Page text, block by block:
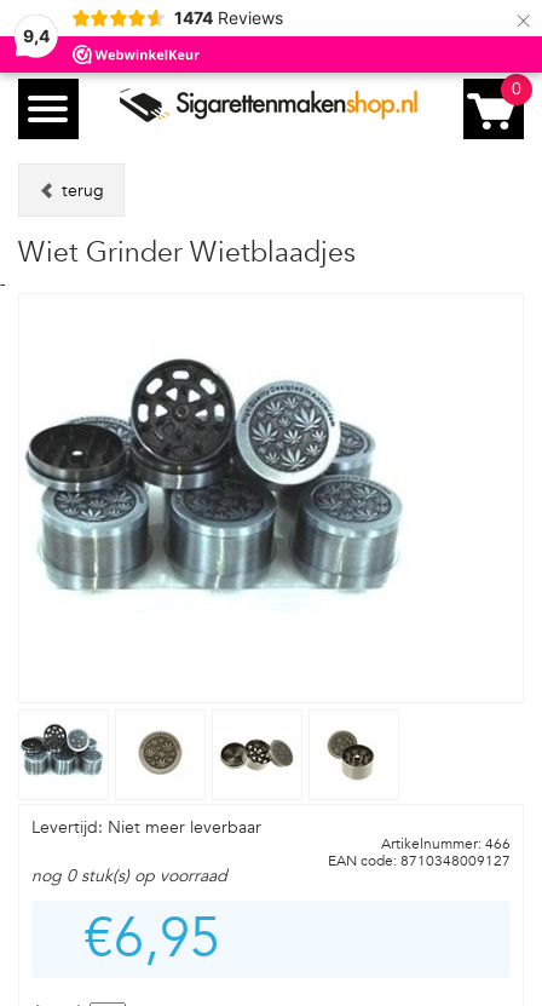
9,4
1474 Reviews ×
0
terug
Wiet Grinder Wietblaadjes
-
Levertijd: Niet meer leverbaar
Artikelnummer: 466
EAN code: 8710348009127
nog 0 stuk(s) op voorraad
€6,95